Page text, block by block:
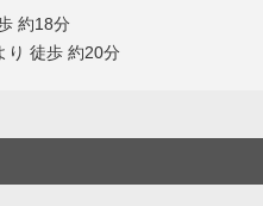
約18分
り 徒歩 約20分